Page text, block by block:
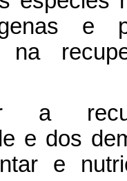
e
na
a
e dos
e